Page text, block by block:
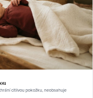
citlivou pokožku, neobsahuje